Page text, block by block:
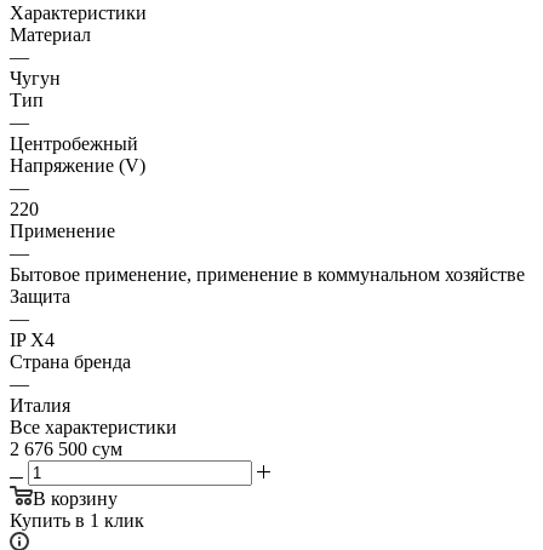
Характеристики
Материал
—
Чугун
Тип
—
Центробежный
Напряжение (V)
—
220
Применение
—
Бытовое применение, применение в коммунальном хозяйстве
Защита
—
IP X4
Страна бренда
—
Италия
Все характеристики
2 676 500 сум
В корзину
Купить в 1 клик